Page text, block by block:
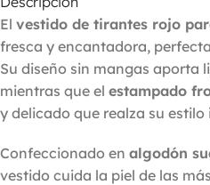
El vestido de tirantes rojo
fresca y encantadora,
Su diseño sin mangas aporta
mientras que el estampado
y delicado que realza su estilo
Confeccionado en algodón
vestido cuida la piel de las